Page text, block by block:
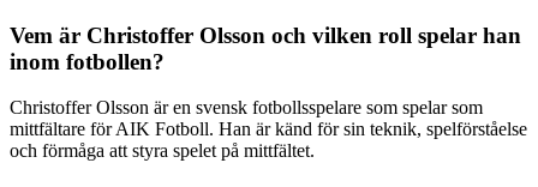
Vem är Christoffer Olsson och vilken roll spelar han
inom fotbollen?
Christoffer Olsson är en svensk fotbollsspelare som spelar som
mittfältare för AIK Fotboll. Han är känd för sin teknik, spelförståelse
och förmåga att styra spelet på mittfältet.